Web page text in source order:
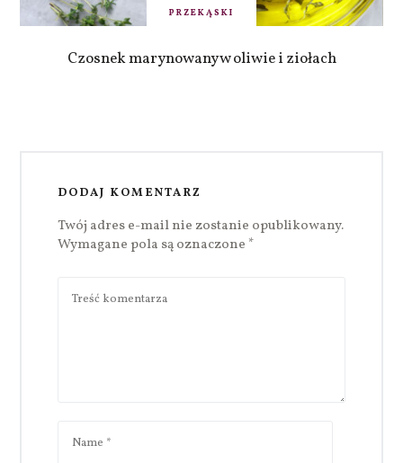
PRZEKĄSKI
Czosnek marynowany w oliwie i ziołach
DODAJ KOMENTARZ
Twój adres e-mail nie zostanie opublikowany.
Wymagane pola są oznaczone *